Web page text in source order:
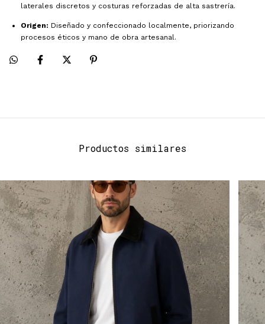
laterales discretos y costuras reforzadas de alta sastrería.
Origen: Diseñado y confeccionado localmente, priorizando
procesos éticos y mano de obra artesanal.
Productos similares